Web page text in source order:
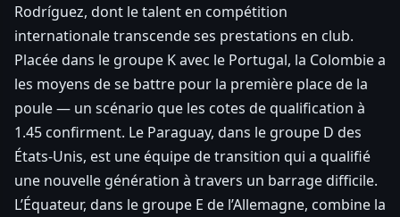
Rodríguez, dont le talent en compétition
internationale transcende ses prestations en club.
Placée dans le groupe K avec le Portugal, la Colombie a
les moyens de se battre pour la première place de la
poule — un scénario que les cotes de qualification à
1.45 confirment. Le Paraguay, dans le groupe D des
États-Unis, est une équipe de transition qui a qualifié
une nouvelle génération à travers un barrage difficile.
L’Équateur, dans le groupe E de l’Allemagne, combine la